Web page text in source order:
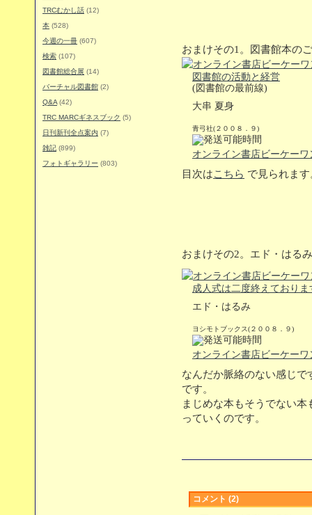
TRCむかし話 (12)
本 (528)
今週の一冊 (607)
検索 (107)
図書館総合展 (14)
バーチャル図書館 (2)
Q&A (42)
TRC MARCギネスブック (5)
日刊新刊全点案内 (7)
雑記 (899)
フォトギャラリー (803)
おまけその1。図書館本の
図書館の活動と経営
(図書館の最前線)
大串 夏身
青弓社(２００８．９)
オンライン書店ビーケー
目次はこちら で見られます
おまけその2。エド・はる
成人式は二度終えておりま
エド・はるみ
ヨシモトブックス(２００８．９)
オンライン書店ビーケー
なんだか脈絡のない感じ
です。
まじめな本もそうでない
っていくのです。
コメント (2)